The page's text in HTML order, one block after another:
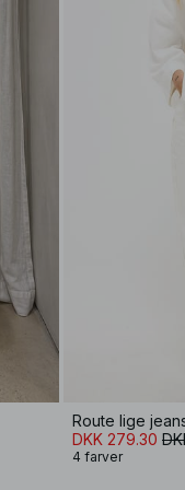
Route lige
DKK 279.30
4 farver